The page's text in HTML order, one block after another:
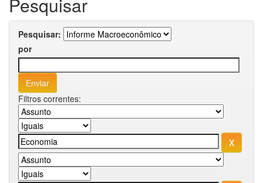
Pesquisar:
por
Filtros correntes: